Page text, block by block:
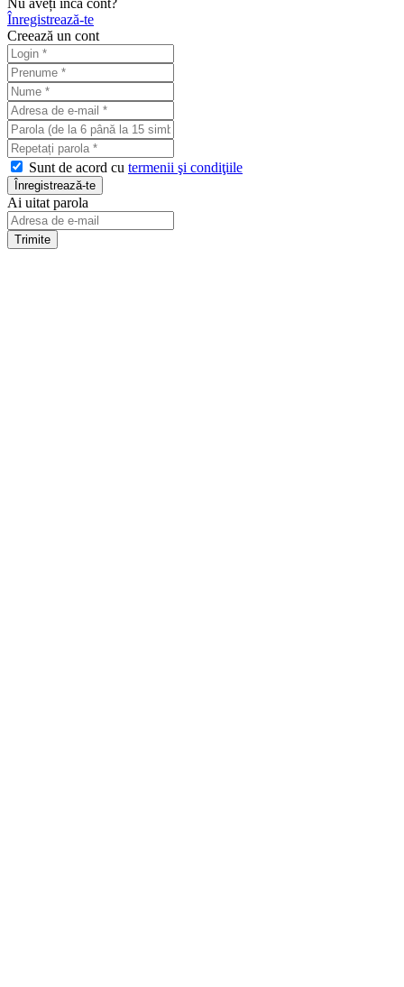
Înregistrează-te
Creează un cont
Sunt de acord cu termenii şi condiţiile
Ai uitat parola